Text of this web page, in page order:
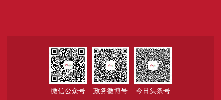
微信公众号 政务微博号 今日头条号